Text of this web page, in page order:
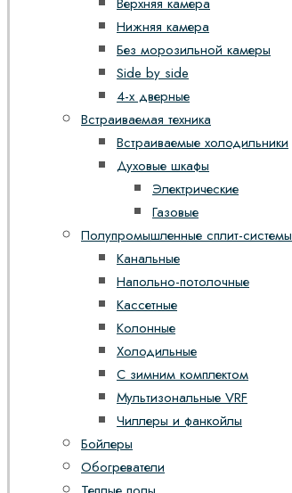
Нижняя камера
Без морозильной камеры
Side by side
4-х дверные
Встраиваемая техника
Встраиваемые холодильники
Духовые шкафы
Электрические
Газовые
Полупромышленные сплит-системы
Канальные
Напольно-потолочные
Кассетные
Колонные
Холодильные
С зимним комплектом
Мультизональные VRF
Чиллеры и фанкойлы
Бойлеры
Обогреватели